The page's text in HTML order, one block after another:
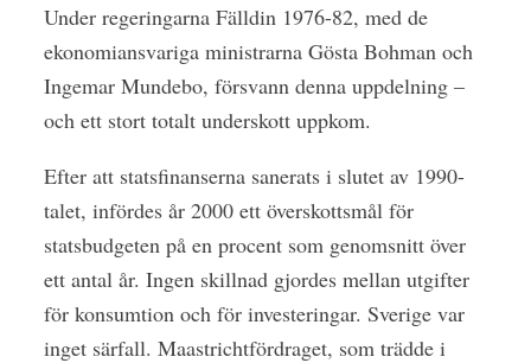
Under regeringarna Fälldin 1976-82, med de
ekonomiansvariga ministrarna Gösta Bohman och
Ingemar Mundebo, försvann denna uppdelning –
och ett stort totalt underskott uppkom.
Efter att statsfinanserna sanerats i slutet av 1990-
talet, infördes år 2000 ett överskottsmål för
statsbudgeten på en procent som genomsnitt över
ett antal år. Ingen skillnad gjordes mellan utgifter
för konsumtion och för investeringar. Sverige var
inget särfall. Maastrichtfördraget, som trädde i